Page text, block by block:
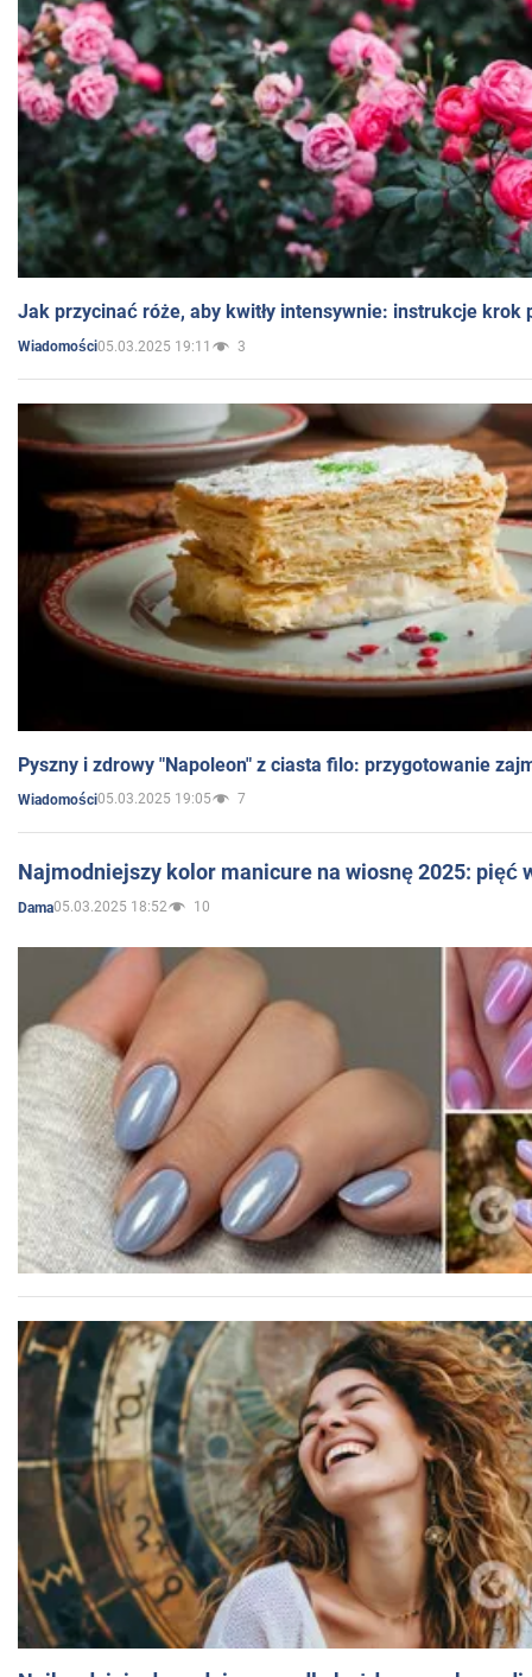
Jak przycinać róże, aby kwitły intensywnie: instrukcje krok
Wiadomości05.03.2025 19:11 3
Pyszny i zdrowy "Napoleon" z ciasta filo: przygotowanie
Wiadomości05.03.2025 19:05 7
Najmodniejszy kolor manicure na wiosnę 2025: pięć
Dama05.03.2025 18:52 10